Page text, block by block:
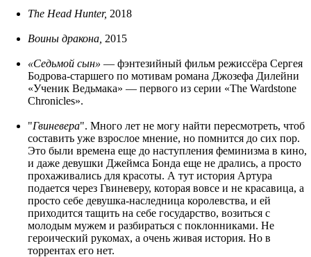
The Head Hunter, 2018
Воины дракона, 2015
«Седьмой сын» — фэнтезийный фильм режиссёра Сергея
Бодрова-старшего по мотивам романа Джозефа Дилейни
«Ученик Ведьмака» — первого из серии «The Wardstone
Chronicles».
"Гвиневера". Много лет не могу найти пересмотреть, чтоб
составить уже взрослое мнение, но помнится до сих пор.
Это были времена еще до наступления феминизма в кино,
и даже девушки Джеймса Бонда еще не дрались, а просто
прохаживались для красоты. А тут история Артура
подается через Гвиневеру, которая вовсе и не красавица, а
просто себе девушка-наследница королевства, и ей
приходится тащить на себе государство, возиться с
молодым мужем и разбираться с поклонниками. Не
героический рукомах, а очень живая история. Но в
торрентах его нет.